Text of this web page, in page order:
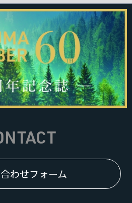
わせフォーム